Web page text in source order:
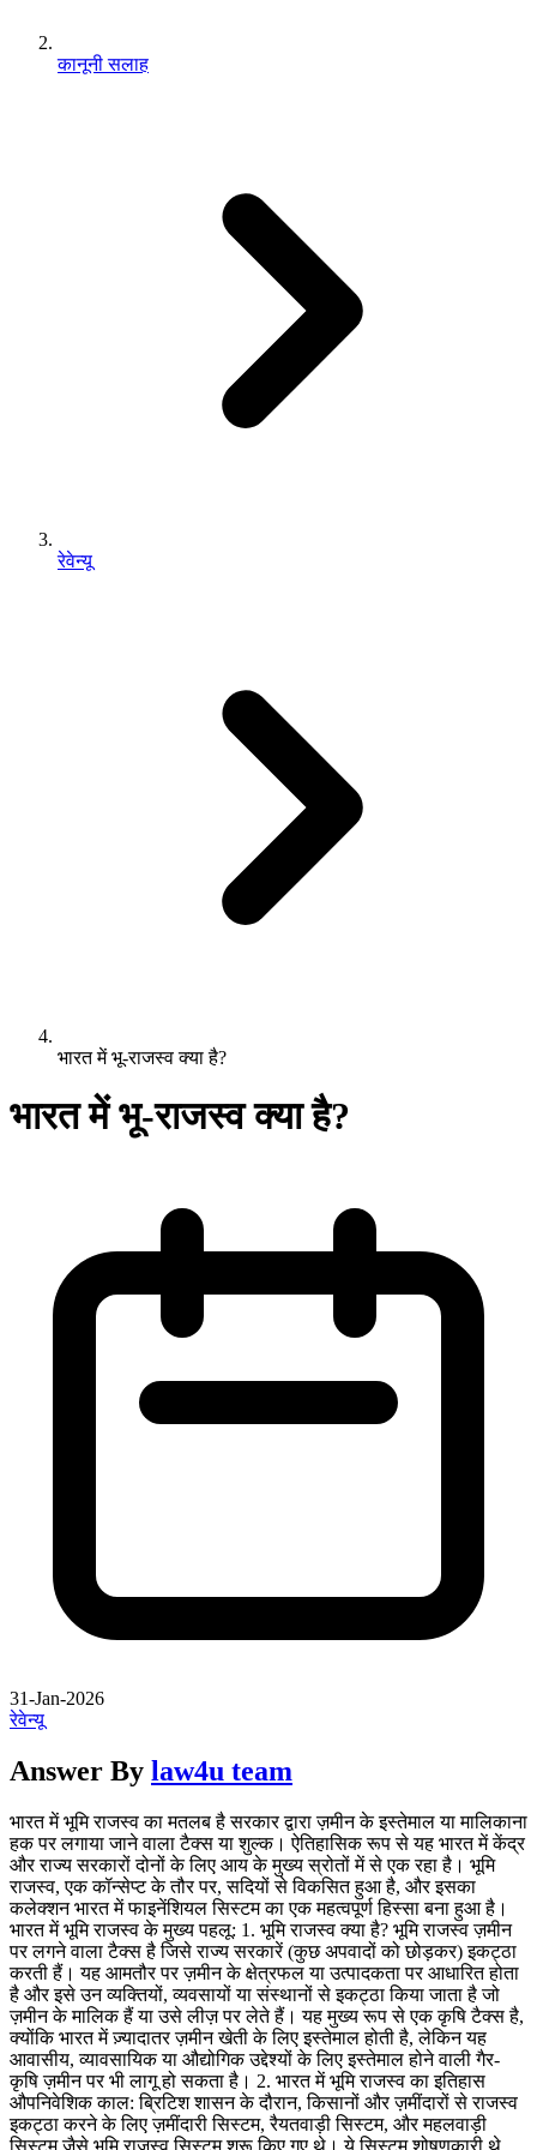
कानूनी सलाह
रेवेन्यू
भारत में भू-राजस्व क्या है?
भारत में भू-राजस्व क्या है?
31-Jan-2026
रेवेन्यू
Answer By law4u team
भारत में भूमि राजस्व का मतलब है सरकार द्वारा ज़मीन के इस्तेमाल या मालिकाना
हक पर लगाया जाने वाला टैक्स या शुल्क। ऐतिहासिक रूप से यह भारत में केंद्र
और राज्य सरकारों दोनों के लिए आय के मुख्य स्रोतों में से एक रहा है। भूमि
राजस्व, एक कॉन्सेप्ट के तौर पर, सदियों से विकसित हुआ है, और इसका
कलेक्शन भारत में फाइनेंशियल सिस्टम का एक महत्वपूर्ण हिस्सा बना हुआ है।
भारत में भूमि राजस्व के मुख्य पहलू: 1. भूमि राजस्व क्या है? भूमि राजस्व ज़मीन
पर लगने वाला टैक्स है जिसे राज्य सरकारें (कुछ अपवादों को छोड़कर) इकट्ठा
करती हैं। यह आमतौर पर ज़मीन के क्षेत्रफल या उत्पादकता पर आधारित होता
है और इसे उन व्यक्तियों, व्यवसायों या संस्थानों से इकट्ठा किया जाता है जो
ज़मीन के मालिक हैं या उसे लीज़ पर लेते हैं। यह मुख्य रूप से एक कृषि टैक्स है,
क्योंकि भारत में ज़्यादातर ज़मीन खेती के लिए इस्तेमाल होती है, लेकिन यह
आवासीय, व्यावसायिक या औद्योगिक उद्देश्यों के लिए इस्तेमाल होने वाली गैर-
कृषि ज़मीन पर भी लागू हो सकता है। 2. भारत में भूमि राजस्व का इतिहास
औपनिवेशिक काल: ब्रिटिश शासन के दौरान, किसानों और ज़मींदारों से राजस्व
इकट्ठा करने के लिए ज़मींदारी सिस्टम, रैयतवाड़ी सिस्टम, और महलवाड़ी
सिस्टम जैसे भूमि राजस्व सिस्टम शुरू किए गए थे। ये सिस्टम शोषणकारी थे,